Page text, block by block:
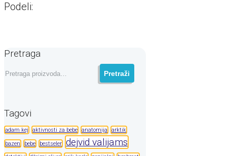
Podeli:
Pretraga
Pretraga
Pretraži
Tagovi
adam kej aktivnosti za bebe anatomija arktik
bazen bebe bestseler dejvid valijams